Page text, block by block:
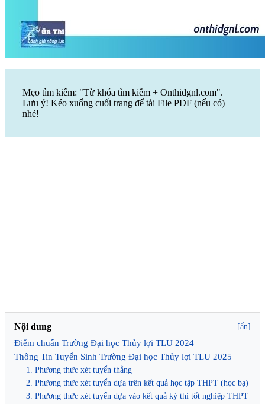
Mẹo tìm kiếm: "Từ khóa tìm kiếm + Onthidgnl.com".
Lưu ý! Kéo xuống cuối trang để tải File PDF (nếu có)
nhé!
Nội dung [ẩn]
Điểm chuẩn Trường Đại học Thủy lợi TLU 2024
Thông Tin Tuyển Sinh Trường Đại học Thủy lợi TLU 2025
1. Phương thức xét tuyển thẳng
2. Phương thức xét tuyển dựa trên kết quả học tập THPT (học bạ)
3. Phương thức xét tuyển dựa vào kết quả kỳ thi tốt nghiệp THPT